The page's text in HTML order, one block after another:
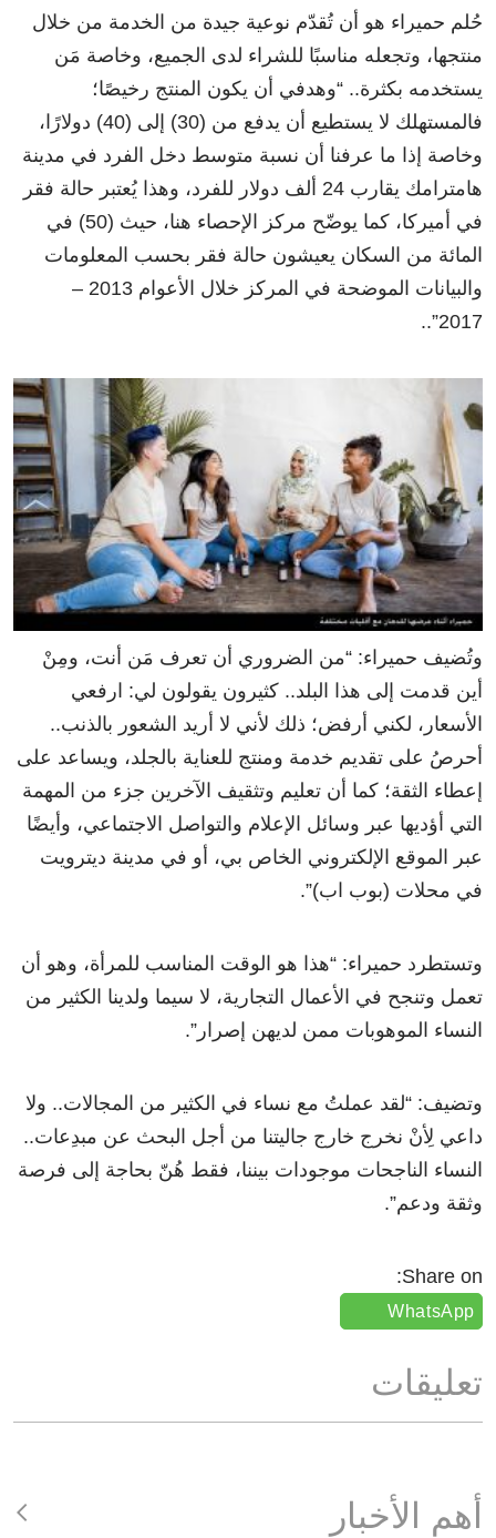
حُلم حميراء هو أن تُقدّم نوعية جيدة من الخدمة من خلال
منتجها، وتجعله مناسبًا للشراء لدى الجميع، وخاصة مَن
يستخدمه بكثرة.. “وهدفي أن يكون المنتج رخيصًا؛
فالمستهلك لا يستطيع أن يدفع من (30) إلى (40) دولارًا،
وخاصة إذا ما عرفنا أن نسبة متوسط دخل الفرد في مدينة
هامترامك يقارب 24 ألف دولار للفرد، وهذا يُعتبر حالة فقر
في أميركا، كما يوضّح مركز الإحصاء هنا، حيث (50) في
المائة من السكان يعيشون حالة فقر بحسب المعلومات
والبيانات الموضحة في المركز خلال الأعوام 2013 –
2017”..
وتُضيف حميراء: “من الضروري أن تعرف مَن أنت، ومِنْ
أين قدمت إلى هذا البلد.. كثيرون يقولون لي: ارفعي
الأسعار، لكني أرفض؛ ذلك لأني لا أريد الشعور بالذنب..
أحرصُ على تقديم خدمة ومنتج للعناية بالجلد، ويساعد على
إعطاء الثقة؛ كما أن تعليم وتثقيف الآخرين جزء من المهمة
التي أؤديها عبر وسائل الإعلام والتواصل الاجتماعي، وأيضًا
عبر الموقع الإلكتروني الخاص بي، أو في مدينة ديترويت
في محلات (بوب اب)”.
وتستطرد حميراء: “هذا هو الوقت المناسب للمرأة، وهو أن
تعمل وتنجح في الأعمال التجارية، لا سيما ولدينا الكثير من
النساء الموهوبات ممن لديهن إصرار”.
وتضيف: “لقد عملتُ مع نساء في الكثير من المجالات.. ولا
داعي لِأنْ نخرج خارج جاليتنا من أجل البحث عن مبدِعات..
النساء الناجحات موجودات بيننا، فقط هُنّ بحاجة إلى فرصة
وثقة ودعم”.
Share on:
WhatsApp
تعليقات
أهم الأخبار